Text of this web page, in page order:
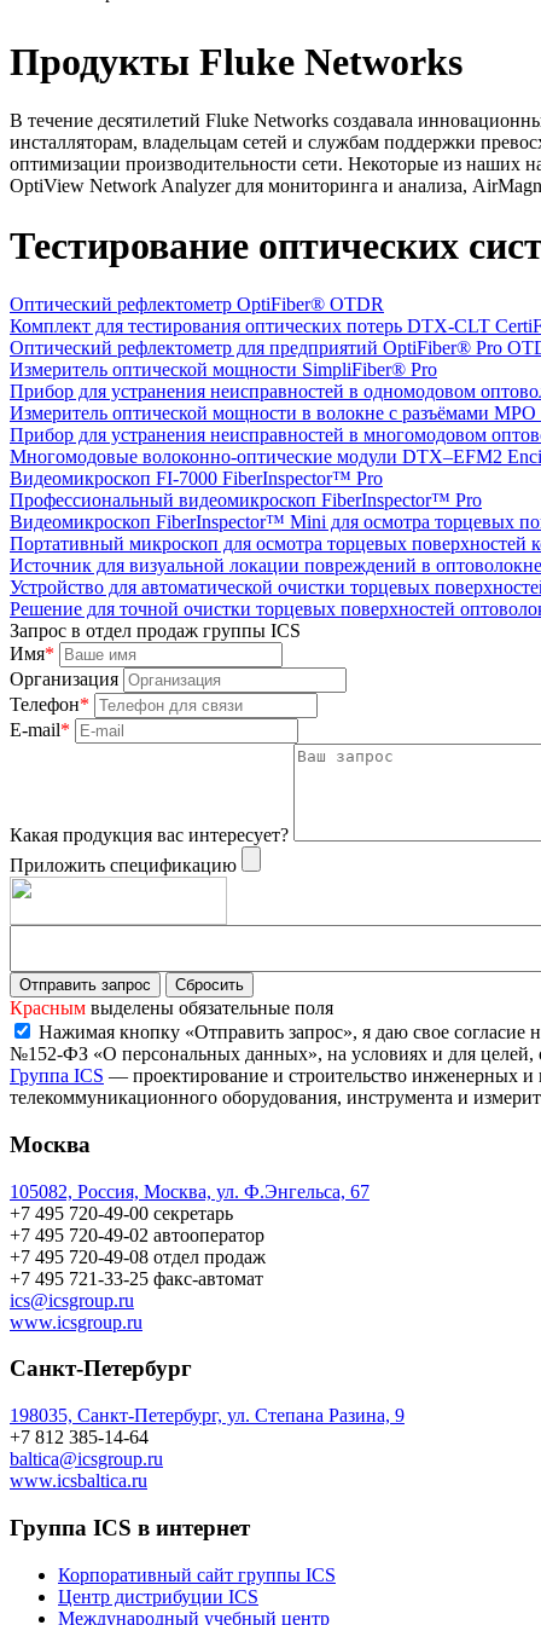
Продукты Fluke Networks
В течение десятилетий Fluke Networks создавала
инсталляторам, владельцам сетей и службам поддержки
оптимизации производительности сети. Некоторые из наших
OptiView Network Analyzer для мониторинга и анализа,
Тестирование оптических
Оптический рефлектометр OptiFiber® OTDR
Комплект для тестирования оптических потерь DTX-CLT
Оптический рефлектометр для предприятий OptiFiber® Pro
Измеритель оптической мощности SimpliFiber® Pro
Прибор для устранения неисправностей в одномодовом
Измеритель оптической мощности в волокне c разъёмами
Прибор для устранения неисправностей в многомодовом
Многомодовые волоконно-оптические модули DTX–EFM2
Видеомикроскоп FI-7000 FiberInspector™ Pro
Профессиональный видеомикроскоп FiberInspector™ Pro
Видеомикроскоп FiberInspector™ Mini для осмотра торцевых
Портативный микроскоп для осмотра торцевых
Источник для визуальной локации повреждений в
Устройство для автоматической очистки торцевых
Решение для точной очистки торцевых поверхностей
Запрос в отдел продаж группы ICS
Имя*
Организация
Телефон*
E-mail*
Какая продукция вас интересует?
Приложить спецификацию
Красным выделены обязательные поля
Нажимая кнопку «Отправить запрос», я даю свое согласие
№152-ФЗ «О персональных данных», на условиях и для
Группа ICS — проектирование и строительство инженерных и
телекоммуникационного оборудования, инструмента и
Москва
105082, Россия, Москва, ул. Ф.Энгельса, 67
+7 495 720-49-00 секретарь
+7 495 720-49-02 автооператор
+7 495 720-49-08 отдел продаж
+7 495 721-33-25 факс-автомат
ics@icsgroup.ru
www.icsgroup.ru
Санкт-Петербург
198035, Санкт-Петербург, ул. Степана Разина, 9
+7 812 385-14-64
baltica@icsgroup.ru
www.icsbaltica.ru
Группа ICS в интернет
Корпоративный сайт группы ICS
Центр дистрибуции ICS
Международный учебный центр